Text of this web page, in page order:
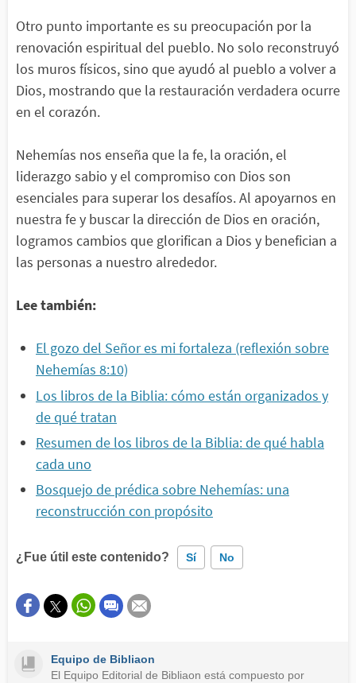
Otro punto importante es su preocupación por la
renovación espiritual del pueblo. No solo reconstruyó
los muros físicos, sino que ayudó al pueblo a volver a
Dios, mostrando que la restauración verdadera ocurre
en el corazón.
Nehemías nos enseña que la fe, la oración, el
liderazgo sabio y el compromiso con Dios son
esenciales para superar los desafíos. Al apoyarnos en
nuestra fe y buscar la dirección de Dios en oración,
logramos cambios que glorifican a Dios y benefician a
las personas a nuestro alrededor.
Lee también:
El gozo del Señor es mi fortaleza (reflexión sobre
Nehemías 8:10)
Los libros de la Biblia: cómo están organizados y
de qué tratan
Resumen de los libros de la Biblia: de qué habla
cada uno
Bosquejo de prédica sobre Nehemías: una
reconstrucción con propósito
¿Fue útil este contenido? Sí No
Este contenido contiene información incorrecta
Otro
Equipo de Bibliaon
El Equipo Editorial de Bibliaon está compuesto por